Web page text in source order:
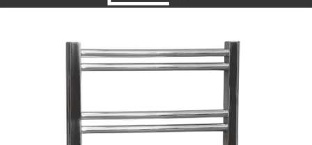
Juliana Tuwima 23
+48 798 768 768 ⌂ godz. 8:00 - 16:00
sklep@oszczedneinstalacje.pl
Powiadom mnie o dostępności